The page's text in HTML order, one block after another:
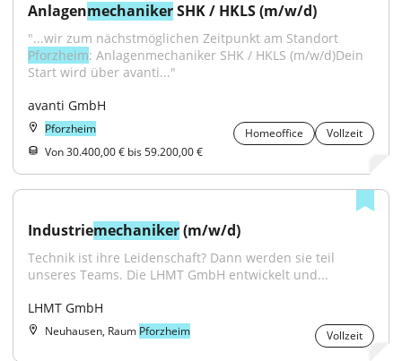
Anlagenmechaniker SHK / HKLS (m/w/d)
Pforzheim: Anlagenmechaniker SHK / HKLS (m/w/d)Dein
Start wird über avanti..."
avanti GmbH
Pforzheim Homeoffice
Vollzeit
Von 30.400,00 € bis 59.200,00 €
Industriemechaniker (m/w/d)
Technik ist ihre Leidenschaft? Dann werden sie teil
unseres Teams. Die LHMT GmbH entwickelt und...
LHMT GmbH
Neuhausen, Raum Pforzheim Vollzeit